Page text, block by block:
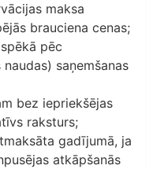
maksa
brauciena cenas;
pēc
saņemšanas
bez iepriekšējas
raksturs;
gadījumā, ja
atkāpšanās